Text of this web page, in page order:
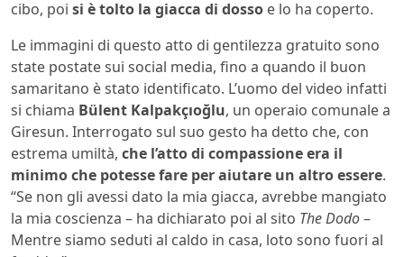
cibo, poi si è tolto la giacca di dosso e lo ha coperto.
Le immagini di questo atto di gentilezza gratuito sono
state postate sui social media, fino a quando il buon
samaritano è stato identificato. L’uomo del video infatti
si chiama Bülent Kalpakçıoğlu, un operaio comunale a
Giresun. Interrogato sul suo gesto ha detto che, con
estrema umiltà, che l’atto di compassione era il
minimo che potesse fare per aiutare un altro essere.
“Se non gli avessi dato la mia giacca, avrebbe mangiato
la mia coscienza – ha dichiarato poi al sito The Dodo–
Mentre siamo seduti al caldo in casa, loto sono fuori al